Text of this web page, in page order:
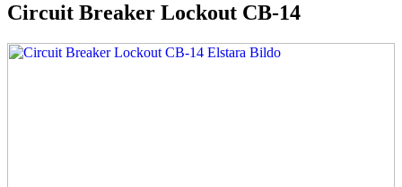
Circuit Breaker Lockout CB-14